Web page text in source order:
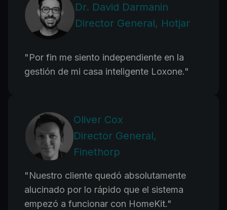
Dr. David Darmanin
Director General, Hotjar
"Por fin me siento independiente en la
gestión de mi casa inteligente Loxone."
Oliver Cox
Director General,
Finethorp
"Nuestro cliente quedó absolutamente
alucinado por lo rápido que el sistema
empezó a funcionar con HomeKit."